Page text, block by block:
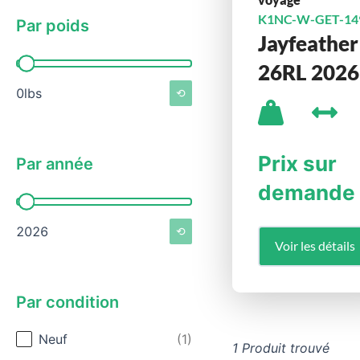
Par poids
Par poids
0lbs ⟲
Par année
Par année
2026 ⟲
Par condition
Par condition
Neuf (1)
K1NC-W-GET-
Jayfeather
26RL 2026
Prix sur
demande
Voir les détails
1 Produit trouvé